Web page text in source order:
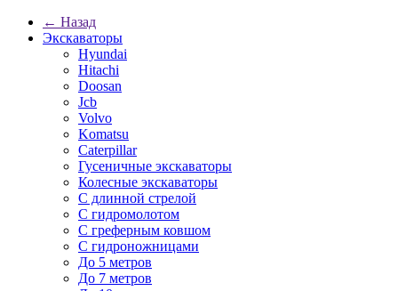
← Назад
Экскаваторы
Hyundai
Hitachi
Doosan
Jcb
Volvo
Komatsu
Caterpillar
Гусеничные экскаваторы
Колесные экскаваторы
С длинной стрелой
С гидромолотом
С греферным ковшом
С гидроножницами
До 5 метров
До 7 метров